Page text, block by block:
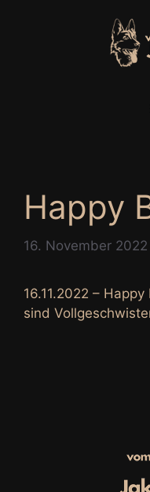
Happy
16. November 2022
16.11.2022 –
sind